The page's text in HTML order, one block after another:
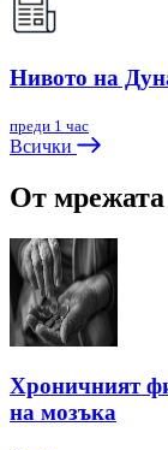
Нивото на
преди 1 час
Всички
От мрежата
Хроничният
на мозъка